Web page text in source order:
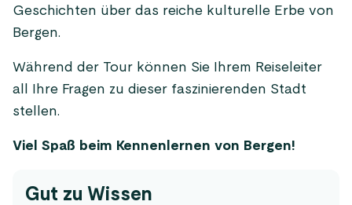
Geschichten über das reiche kulturelle Erbe von
Bergen.
Während der Tour können Sie Ihrem Reiseleiter
all Ihre Fragen zu dieser faszinierenden Stadt
stellen.
Viel Spaß beim Kennenlernen von Bergen!
Gut zu Wissen